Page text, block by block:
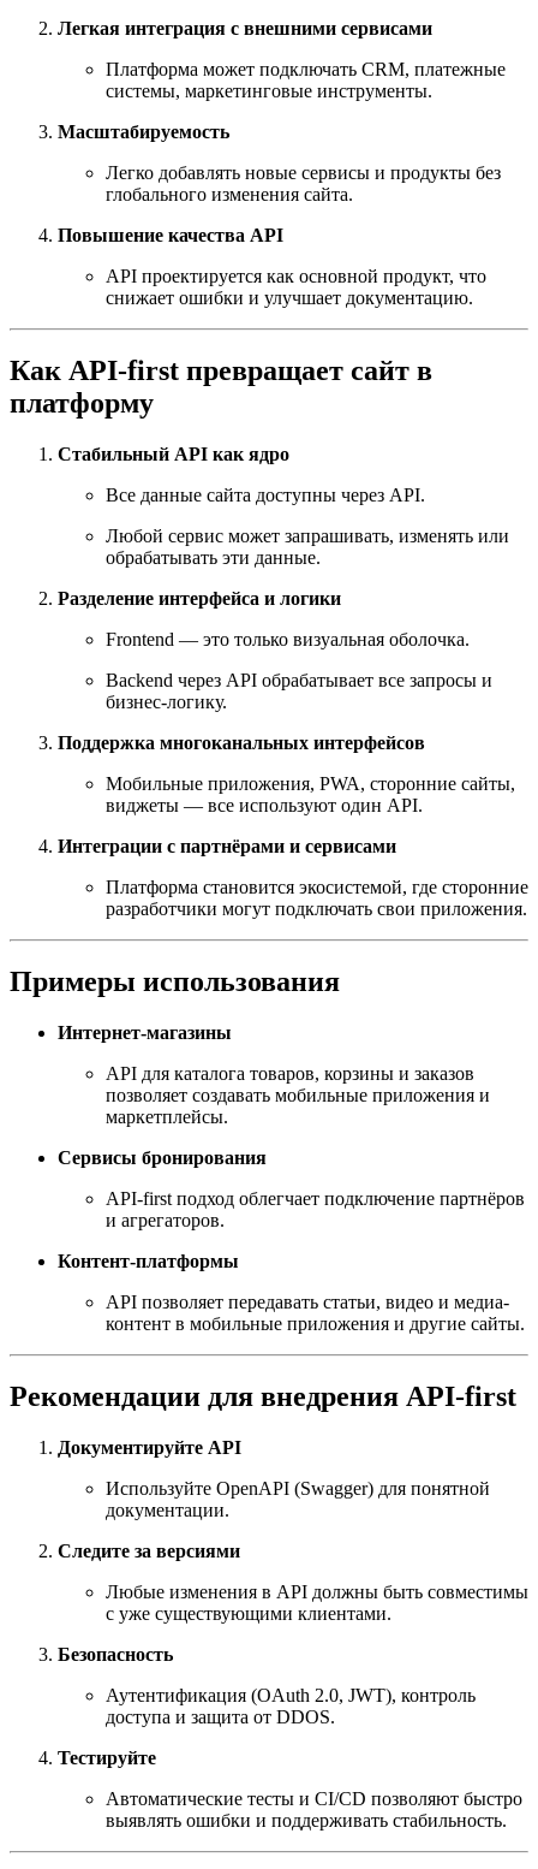
Легкая интеграция с внешними сервисами
Платформа может подключать CRM, платежные
системы, маркетинговые инструменты.
Масштабируемость
Легко добавлять новые сервисы и продукты без
глобального изменения сайта.
Повышение качества API
API проектируется как основной продукт, что
снижает ошибки и улучшает документацию.
Как API-first превращает сайт в
платформу
Стабильный API как ядро
Все данные сайта доступны через API.
Любой сервис может запрашивать, изменять или
обрабатывать эти данные.
Разделение интерфейса и логики
Frontend — это только визуальная оболочка.
Backend через API обрабатывает все запросы и
бизнес-логику.
Поддержка многоканальных интерфейсов
Мобильные приложения, PWA, сторонние сайты,
виджеты — все используют один API.
Интеграции с партнёрами и сервисами
Платформа становится экосистемой, где сторонние
разработчики могут подключать свои приложения.
Примеры использования
Интернет-магазины
API для каталога товаров, корзины и заказов
позволяет создавать мобильные приложения и
маркетплейсы.
Сервисы бронирования
API-first подход облегчает подключение партнёров
и агрегаторов.
Контент-платформы
API позволяет передавать статьи, видео и медиа-
контент в мобильные приложения и другие сайты.
Рекомендации для внедрения API-first
Документируйте API
Используйте OpenAPI (Swagger) для понятной
документации.
Следите за версиями
Любые изменения в API должны быть совместимы
с уже существующими клиентами.
Безопасность
Аутентификация (OAuth 2.0, JWT), контроль
доступа и защита от DDOS.
Тестируйте
Автоматические тесты и CI/CD позволяют быстро
выявлять ошибки и поддерживать стабильность.